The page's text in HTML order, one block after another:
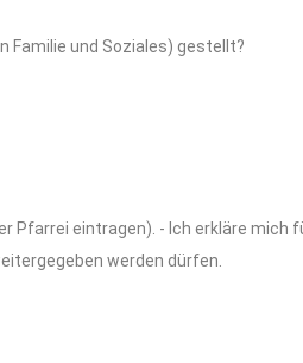
Familie und Soziales) gestellt?
Pfarrei eintragen). - Ich erkläre mich
werden dürfen.